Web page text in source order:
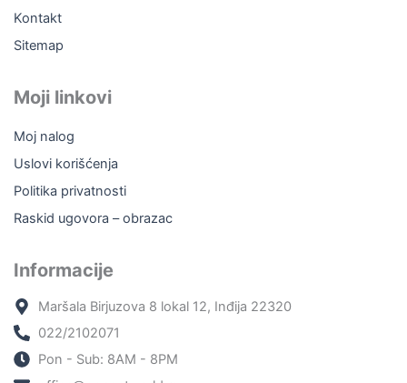
Kontakt
Sitemap
Moji linkovi
Moj nalog
Uslovi korišćenja
Politika privatnosti
Raskid ugovora – obrazac
Informacije
Maršala Birjuzova 8 lokal 12, Inđija 22320
022/2102071
Pon - Sub: 8AM - 8PM